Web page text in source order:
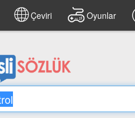
Çeviri Oyunlar